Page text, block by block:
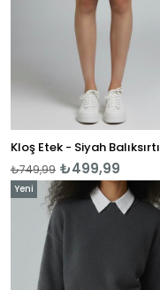
Kloş Etek - Siyah Balıksırtı
₺499,99
₺749,99
Yeni